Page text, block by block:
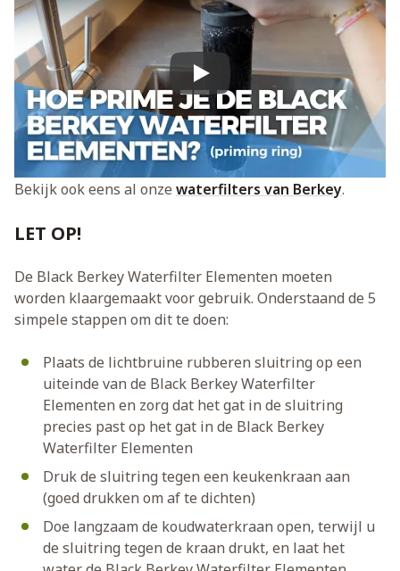
Play
Bekijk ook eens al onze waterfilters van Berkey.
LET OP!
De Black Berkey Waterfilter Elementen moeten
worden klaargemaakt voor gebruik. Onderstaand de 5
simpele stappen om dit te doen:
Plaats de lichtbruine rubberen sluitring op een
uiteinde van de Black Berkey Waterfilter
Elementen en zorg dat het gat in de sluitring
precies past op het gat in de Black Berkey
Waterfilter Elementen
Druk de sluitring tegen een keukenkraan aan
(goed drukken om af te dichten)
Doe langzaam de koudwaterkraan open, terwijl u
de sluitring tegen de kraan drukt, en laat het